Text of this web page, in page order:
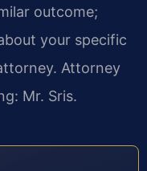
outcome;
your specific
Attorney
Mr. Sris.